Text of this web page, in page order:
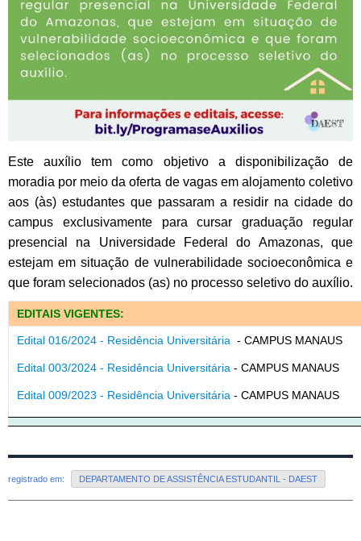
Este auxílio tem como objetivo a disponibilização de
moradia por meio da oferta de vagas em alojamento coletivo
aos (às) estudantes que passaram a residir na cidade do
campus exclusivamente para cursar graduação regular
presencial na Universidade Federal do Amazonas, que
estejam em situação de vulnerabilidade socioeconômica e
que foram selecionados (as) no processo seletivo do auxílio.
EDITAIS VIGENTES:
Edital 016/2024 - Residência Universitária - CAMPUS MANAUS
Edital 003/2024 - Residência Universitária - CAMPUS MANAUS
Edital 009/2023 - Residência Universitária - CAMPUS MANAUS
registrado em: DEPARTAMENTO DE ASSISTÊNCIA ESTUDANTIL - DAEST